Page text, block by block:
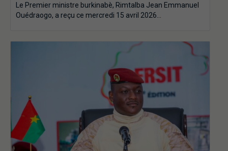
Le Premier ministre burkinabè, Rimtalba Jean Emmanuel
Ouédraogo, a reçu ce mercredi 15 avril 2026…